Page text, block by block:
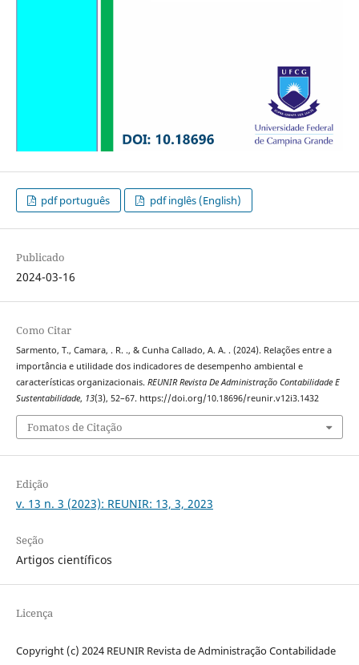
pdf português pdf inglês (English)
Publicado
2024-03-16
Como Citar
Sarmento, T., Camara, . R. ., & Cunha Callado, A. A. . (2024). Relações entre a
importância e utilidade dos indicadores de desempenho ambiental e
características organizacionais. REUNIR Revista De Administração Contabilidade E
Sustentabilidade, 13(3), 52–67. https://doi.org/10.18696/reunir.v12i3.1432
Fomatos de Citação
Edição
v. 13 n. 3 (2023): REUNIR: 13, 3, 2023
Seção
Artigos científicos
Licença
Copyright (c) 2024 REUNIR Revista de Administração Contabilidade